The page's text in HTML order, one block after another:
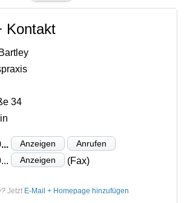
Kontakt
34
Anzeigen Anrufen
Anzeigen (Fax)
Jetzt E-Mail + Homepage hinzufügen